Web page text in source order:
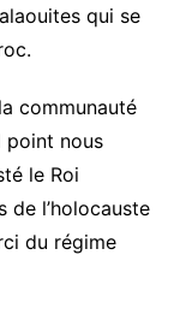
qui se
communauté
point nous
le Roi
de l’holocauste
du régime